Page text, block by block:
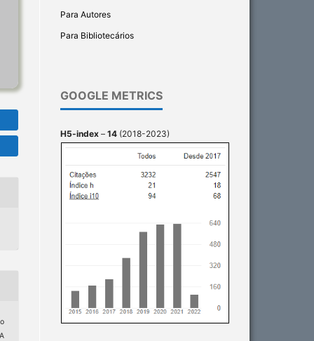
Para Autores
Para Bibliotecários
GOOGLE METRICS
H5-index – 14 (2018-2023)